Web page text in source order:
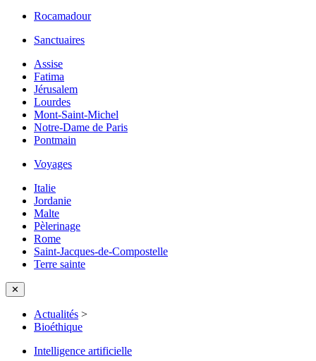
Rocamadour
Sanctuaires
Assise
Fatima
Jérusalem
Lourdes
Mont-Saint-Michel
Notre-Dame de Paris
Pontmain
Voyages
Italie
Jordanie
Malte
Pèlerinage
Rome
Saint-Jacques-de-Compostelle
Terre sainte
✕
Actualités >
Bioéthique
Intelligence artificielle